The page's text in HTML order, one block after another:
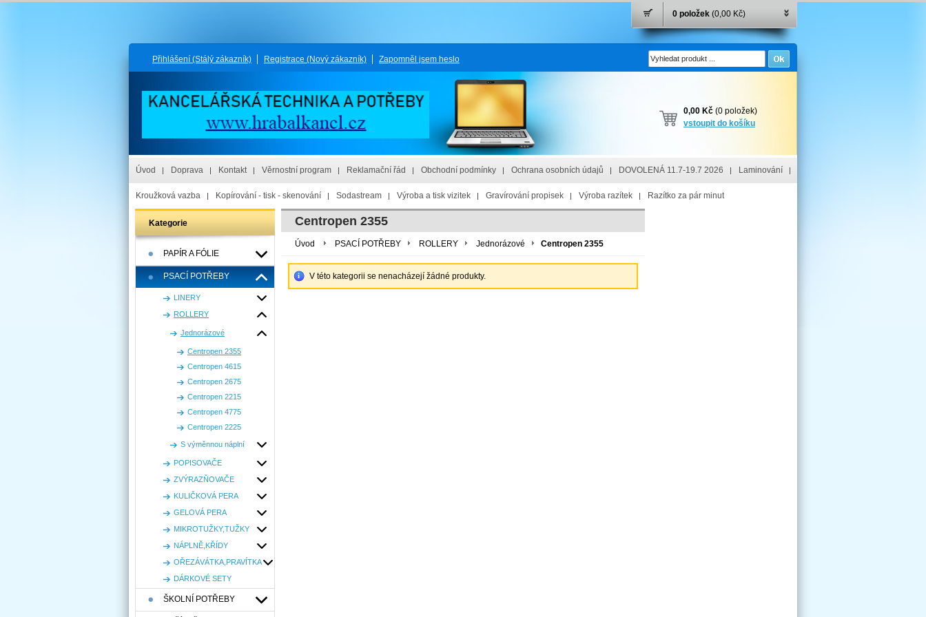
0 položek (0,00 Kč)
Přihlášení (Stálý zákazník) Registrace (Nový zákazník) Zapomněl jsem heslo
0,00 Kč (0 položek)
vstoupit do košíku
Úvod Doprava Kontakt Věrnostní program Reklamační řád Obchodní podmínky Ochrana osobních údajů DOVOLENÁ 11.7-19.7 2026 Laminování
Kroužková vazba Kopírování - tisk - skenování Sodastream Výroba a tisk vizitek Gravírování propisek Výroba razítek Razítko za pár minut
Kategorie
PAPÍR A FÓLIE
PSACÍ POTŘEBY
LINERY
ROLLERY
Jednorázové
Centropen 2355
Centropen 4615
Centropen 2675
Centropen 2215
Centropen 4775
Centropen 2225
S výměnnou náplní
POPISOVAČE
ZVÝRAZŇOVAČE
KULIČKOVÁ PERA
GELOVÁ PERA
MIKROTUŽKY,TUŽKY
NÁPLNĚ,KŘÍDY
OŘEZÁVÁTKA,PRAVÍTKA
DÁRKOVÉ SETY
ŠKOLNÍ POTŘEBY
Centropen 2355
Úvod PSACÍ POTŘEBY ROLLERY Jednorázové Centropen 2355
V této kategorii se nenacházejí žádné produkty.